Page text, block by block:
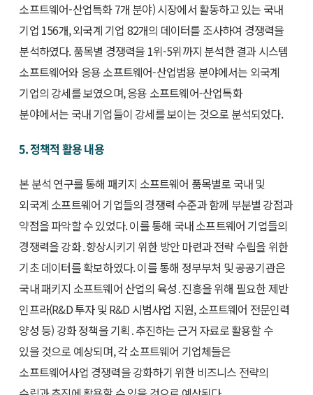
소프트웨어-산업특화 7개 분야) 시장에서 활동하고 있는 국내
기업 156개, 외국계 기업 82개의 데이터를 조사하여 경쟁력을
분석하였다. 품목별 경쟁력을 1위-5위까지 분석한 결과 시스템
소프트웨어와 응용 소프트웨어-산업범용 분야에서는 외국계
기업의 강세를 보였으며, 응용 소프트웨어-산업특화
분야에서는 국내 기업들이 강세를 보이는 것으로 분석되었다.
5. 정책적 활용 내용
본 분석 연구를 통해 패키지 소프트웨어 품목별로 국내 및
외국계 소프트웨어 기업들의 경쟁력 수준과 함께 부분별 강점과
약점을 파악할 수 있었다. 이를 통해 국내 소프트웨어 기업들의
경쟁력을 강화․향상시키기 위한 방안 마련과 전략 수립을 위한
기초 데이터를 확보하였다. 이를 통해 정부부처 및 공공기관은
국내 패키지 소프트웨어 산업의 육성․진흥을 위해 필요한 제반
인프라(R&D 투자 및 R&D 시범사업 지원, 소프트웨어 전문인력
양성 등) 강화 정책을 기획․추진하는 근거 자료로 활용할 수
있을 것으로 예상되며, 각 소프트웨어 기업체들은
소프트웨어사업 경쟁력을 강화하기 위한 비즈니스 전략의